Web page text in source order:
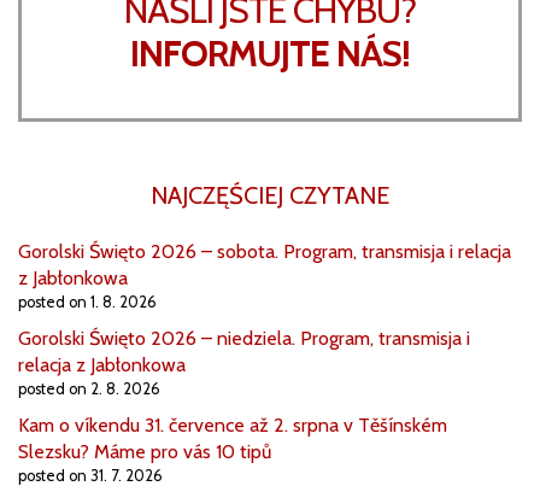
NAŠLI JSTE CHYBU?
INFORMUJTE NÁS!
NAJCZĘŚCIEJ CZYTANE
Gorolski Święto 2026 – sobota. Program, transmisja i relacja
z Jabłonkowa
posted on 1. 8. 2026
Gorolski Święto 2026 – niedziela. Program, transmisja i
relacja z Jabłonkowa
posted on 2. 8. 2026
Kam o víkendu 31. července až 2. srpna v Těšínském
Slezsku? Máme pro vás 10 tipů
posted on 31. 7. 2026